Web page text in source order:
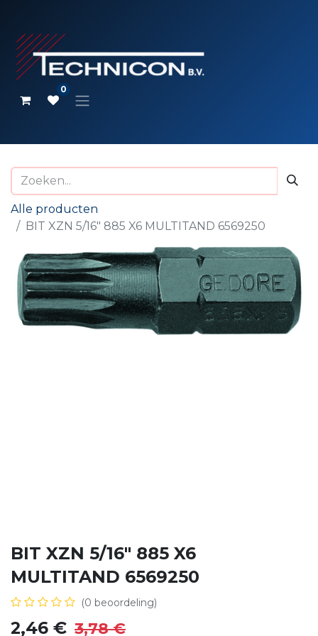
0
Alle producten
BIT XZN 5/16" 885 X6 MULTITAND 6569250
BIT XZN 5/16" 885 X6
MULTITAND 6569250
(0 beoordeling)
2,46 € 3,78€